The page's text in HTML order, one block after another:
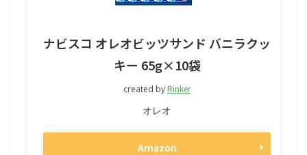
ナビスコ オレオビッツサンド バニラクッ
キー 65g×10袋
created byRinker
オレオ
Amazon